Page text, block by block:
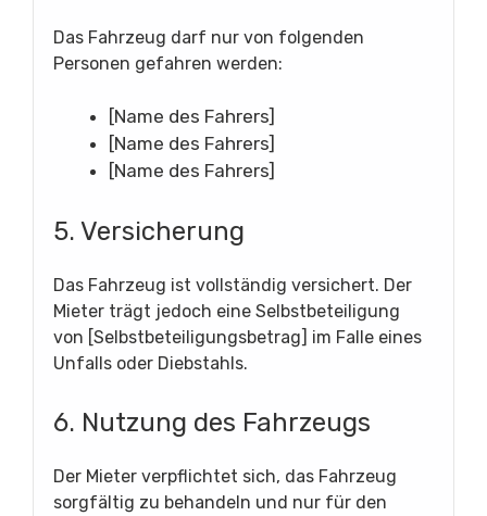
Das Fahrzeug darf nur von folgenden
Personen gefahren werden:
[Name des Fahrers]
[Name des Fahrers]
[Name des Fahrers]
5. Versicherung
Das Fahrzeug ist vollständig versichert. Der
Mieter trägt jedoch eine Selbstbeteiligung
von [Selbstbeteiligungsbetrag] im Falle eines
Unfalls oder Diebstahls.
6. Nutzung des Fahrzeugs
Der Mieter verpflichtet sich, das Fahrzeug
sorgfältig zu behandeln und nur für den